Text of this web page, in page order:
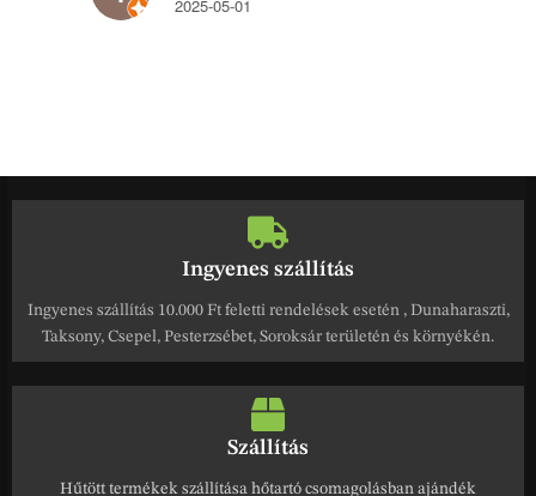
2025-05-01
Ingyenes szállítás
Ingyenes szállítás 10.000 Ft feletti rendelések esetén , Dunaharaszti,
Taksony, Csepel, Pesterzsébet, Soroksár területén és környékén.
Szállítás
Hűtött termékek szállítása hőtartó csomagolásban ajándék